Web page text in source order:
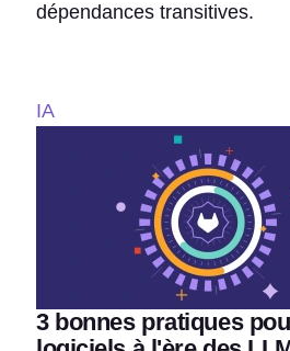
dépendances transitives.
IA
3 bonnes pratiques